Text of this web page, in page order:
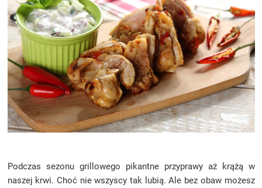
Podczas sezonu grillowego pikantne przyprawy aż krążą w
naszej krwi. Choć nie wszyscy tak lubią. Ale bez obaw możesz